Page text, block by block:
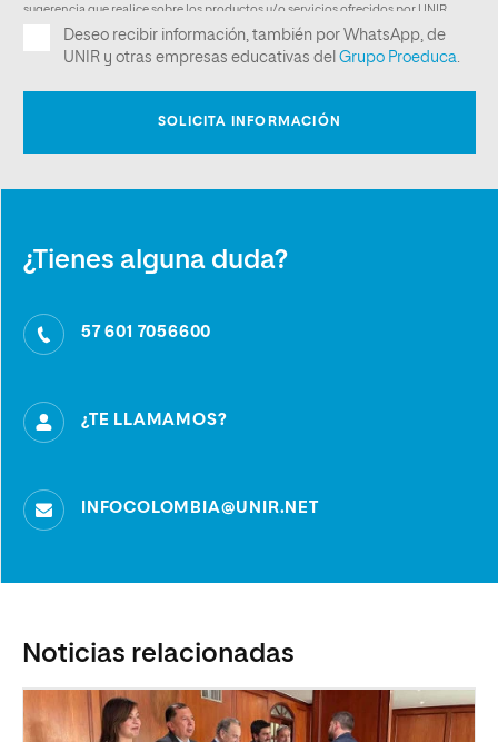
¿Tienes alguna duda?
57 601 7056600
¿TE LLAMAMOS?
INFOCOLOMBIA@UNIR.NET
Noticias relacionadas